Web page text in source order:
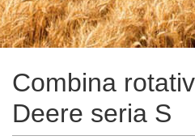
Combina
Deere seria S